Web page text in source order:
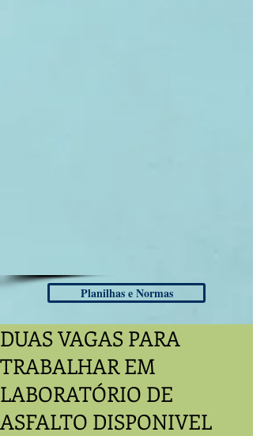
Planilhas e Normas
DUAS VAGAS PARA
TRABALHAR EM
LABORATÓRIO DE
ASFALTO DISPONIVEL